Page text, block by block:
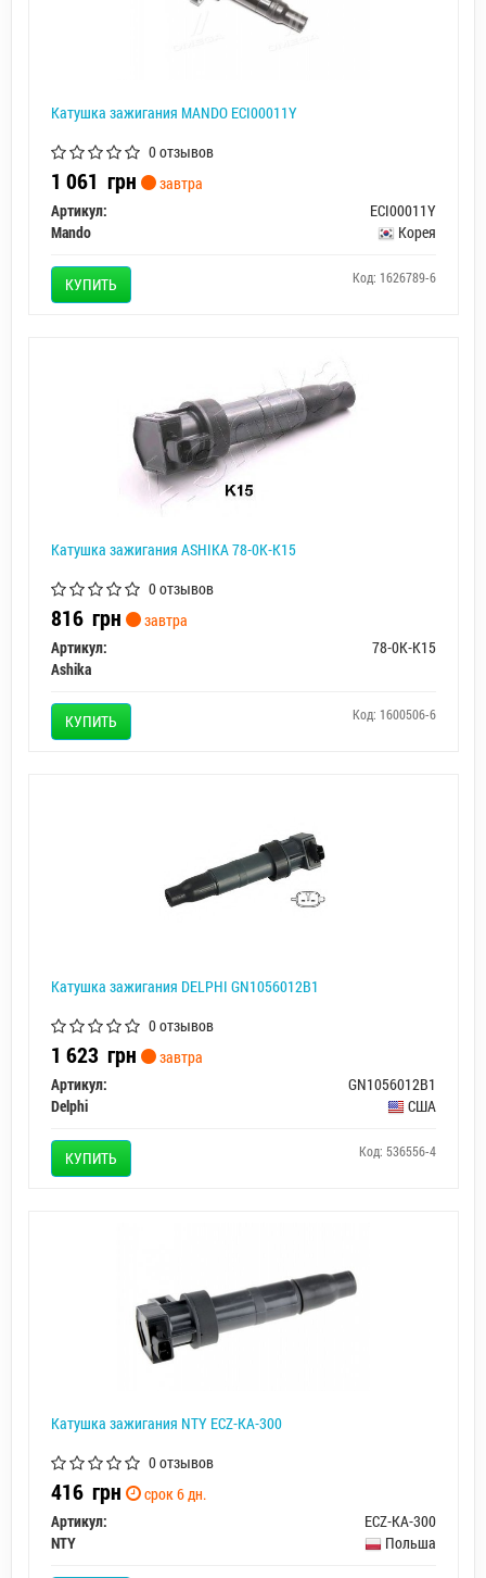
Катушка зажигания MANDO ECI00011Y
0 отзывов
1 061 грн
завтра
Артикул:
ECI00011Y
Mando
Корея
КУПИТЬ Код: 1626789-6
Катушка зажигания ASHIKA 78-0K-K15
0 отзывов
816 грн
завтра
Артикул:
78-0K-K15
Ashika
КУПИТЬ Код: 1600506-6
Катушка зажигания DELPHI GN1056012B1
0 отзывов
1 623 грн
завтра
Артикул:
GN1056012B1
Delphi
США
КУПИТЬ Код: 536556-4
Катушка зажигания NTY ECZ-KA-300
0 отзывов
416 грн
срок 6 дн.
Артикул:
ECZ-KA-300
NTY
Польша